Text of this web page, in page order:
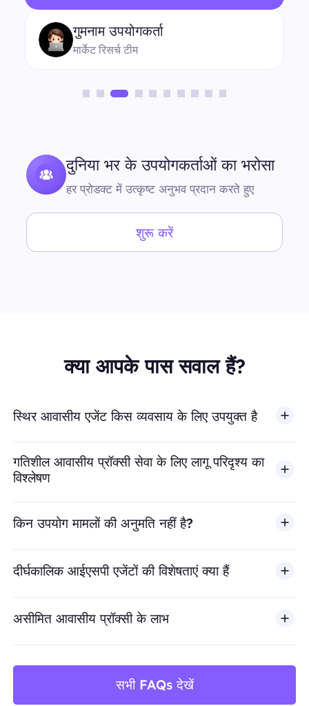
गुमनाम उपयोगकर्ता
मार्केट रिसर्च टीम
दुनिया भर के उपयोगकर्ताओं का भरोसा
हर प्रोडक्ट में उत्कृष्ट अनुभव प्रदान करते हुए
शुरू करें
क्या आपके पास सवाल हैं?
स्थिर आवासीय एजेंट किस व्यवसाय के लिए उपयुक्त है
गतिशील आवासीय प्रॉक्सी सेवा के लिए लागू परिदृश्य का
विश्लेषण
किन उपयोग मामलों की अनुमति नहीं है?
BestProxy धोखाधड़ी, स्पैम, नकली एंगेजमेंट, क्रेडेंशियल दुरुपयोग,
दीर्घकालिक आईएसपी एजेंटों की विशेषताएं क्या हैं
असीमित आवासीय प्रॉक्सी के लाभ
सभी FAQs देखें